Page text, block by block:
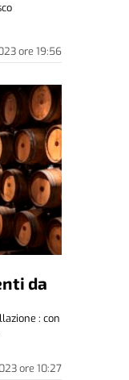
ore 19:56
da
ore 10:27
: con